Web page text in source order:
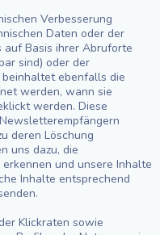
Verbesserung
Daten oder der
auf Basis ihrer Abruforte
sind) oder der
ebenfalls die
werden, wann sie
werden. Diese
deren Löschung
uns dazu, die
und unsere Inhalte
Inhalte entsprechend
Klickraten sowie